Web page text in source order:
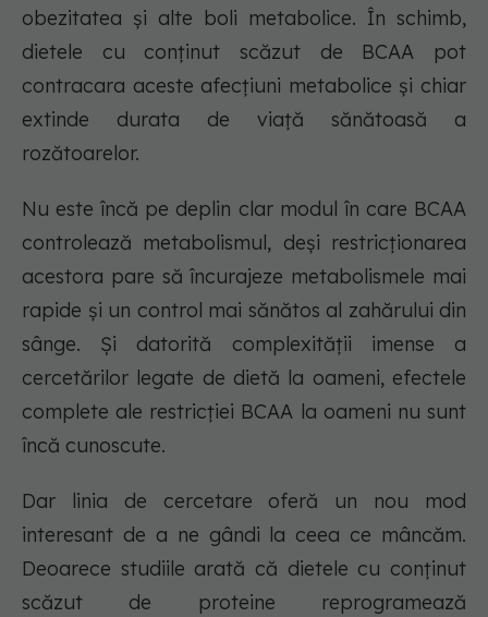
obezitatea și alte boli metabolice. În schimb,
dietele cu conținut scăzut de BCAA pot
contracara aceste afecțiuni metabolice și chiar
extinde durata de viață sănătoasă a
rozătoarelor.
Nu este încă pe deplin clar modul în care BCAA
controlează metabolismul, deși restricționarea
acestora pare să încurajeze metabolismele mai
rapide și un control mai sănătos al zahărului din
sânge. Și datorită complexității imense a
cercetărilor legate de dietă la oameni, efectele
complete ale restricției BCAA la oameni nu sunt
încă cunoscute.
Dar linia de cercetare oferă un nou mod
interesant de a ne gândi la ceea ce mâncăm.
Deoarece studiile arată că dietele cu conținut
scăzut de proteine ​​reprogramează